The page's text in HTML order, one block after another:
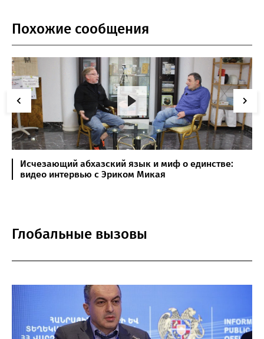
Похожие сообщения
Исчезающий абхазский язык и миф о единстве:
видео интервью с Эриком Микая
Глобальные вызовы